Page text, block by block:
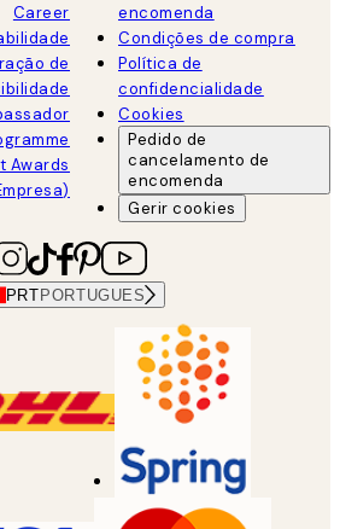
Career
de
Awards
encomenda
Condições de compra
Política de
confidencialidade
Cookies
Pedido de
cancelamento de
encomenda
Gerir cookies
PRT PORTUGUES